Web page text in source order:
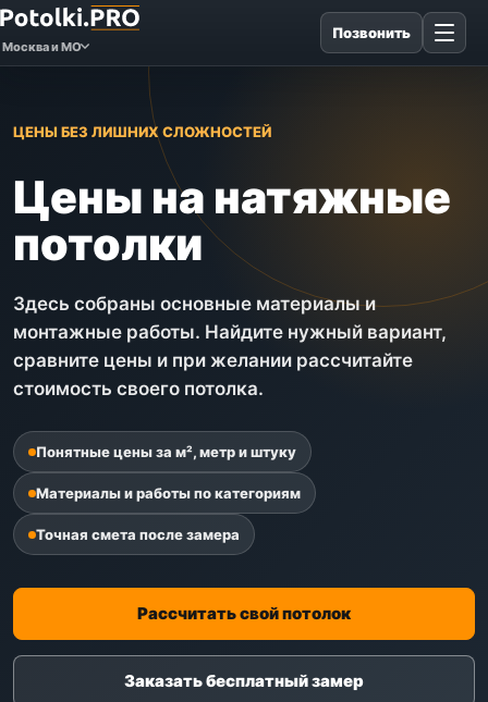
Москва и МО
Позвонить
ЦЕНЫ БЕЗ ЛИШНИХ СЛОЖНОСТЕЙ
Цены на натяжные
потолки
Здесь собраны основные материалы и
монтажные работы. Найдите нужный вариант,
сравните цены и при желании рассчитайте
стоимость своего потолка.
Понятные цены за м², метр и штуку
Материалы и работы по категориям
Точная смета после замера
Рассчитать свой потолок
Заказать бесплатный замер